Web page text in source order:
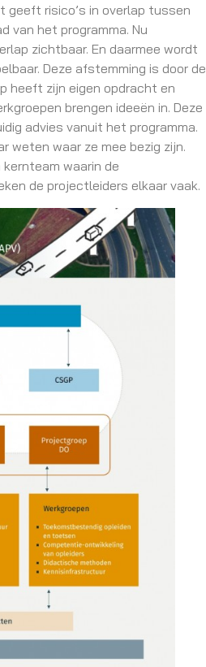
geeft risico’s in overlap tussen
van het programma. Nu
zichtbaar. En daarmee wordt
Deze afstemming is door de
heeft zijn eigen opdracht en
brengen ideeën in. Deze
advies vanuit het programma.
weten waar ze mee bezig zijn.
waarin de
de projectleiders elkaar vaak.